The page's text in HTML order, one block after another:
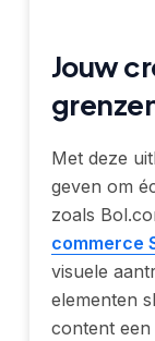
Jouw
Met deze
geven om
zoals
commerce
visuele
elementen
content